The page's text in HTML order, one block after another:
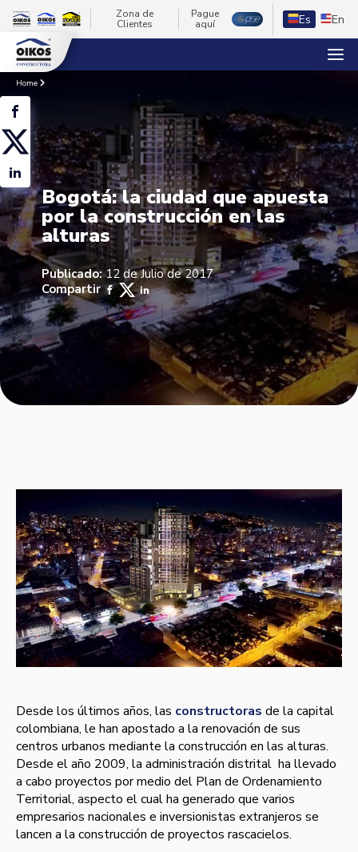
Zona de
Clientes
Pague
aquí
Es En
Home
Bogotá: la ciudad que apuesta
por la construcción en las
alturas
Publicado:12 de Julio de 2017
Compartir
Desde los últimos años, las constructoras de la capital
colombiana, le han apostado a la renovación de sus
centros urbanos mediante la construcción en las alturas.
Desde el año 2009, la administración distrital ha llevado
a cabo proyectos por medio del Plan de Ordenamiento
Territorial, aspecto el cual ha generado que varios
empresarios nacionales e inversionistas extranjeros se
lancen a la construcción de proyectos rascacielos.